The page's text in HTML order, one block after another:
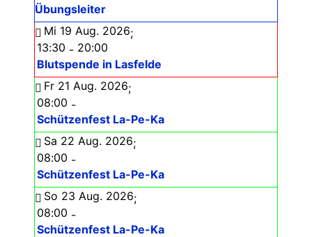
Übungsleiter
Mi 19 Aug. 2026;
13:30 - 20:00
Blutspende in Lasfelde
Fr 21 Aug. 2026;
08:00 -
Schützenfest La-Pe-Ka
Sa 22 Aug. 2026;
08:00 -
Schützenfest La-Pe-Ka
So 23 Aug. 2026;
08:00 -
Schützenfest La-Pe-Ka